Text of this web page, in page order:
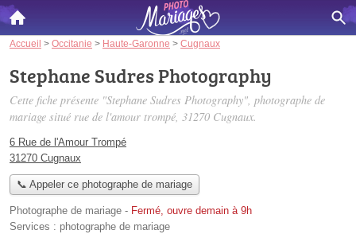
Accueil > Occitanie > Haute-Garonne > Cugnaux
Stephane Sudres Photography
Cette fiche présente "Stephane Sudres Photography", photographe de
mariage situé rue de l'amour trompé, 31270 Cugnaux.
6 Rue de l'Amour Trompé
31270 Cugnaux
📞 Appeler ce photographe de mariage
Photographe de mariage - Fermé, ouvre demain à 9h
Services : photographe de mariage